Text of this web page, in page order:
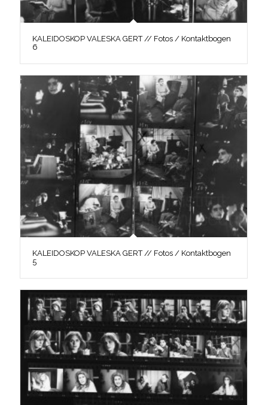
KALEIDOSKOP VALESKA GERT // Fotos / Kontaktbogen
6
KALEIDOSKOP VALESKA GERT // Fotos / Kontaktbogen
5